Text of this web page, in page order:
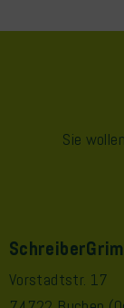
Sie
Vorstadtstr. 17